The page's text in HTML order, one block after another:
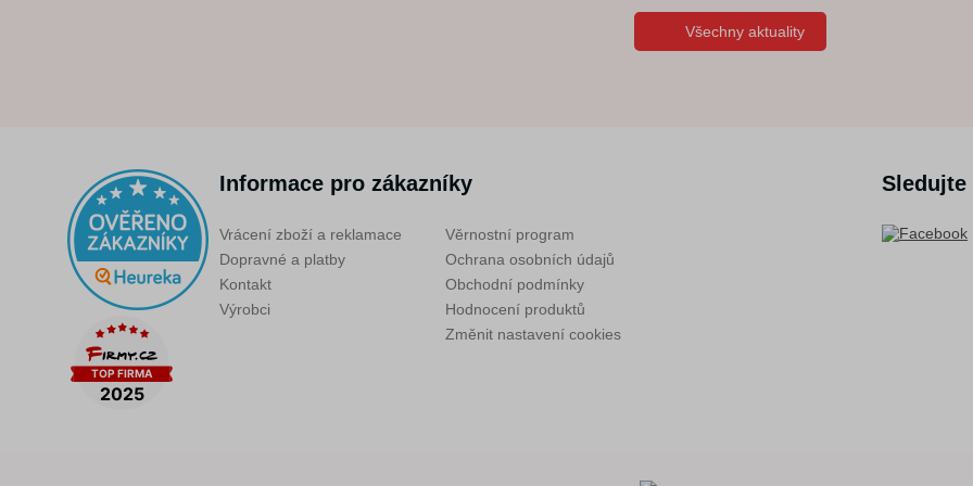
Všechny aktuality
Informace pro zákazníky
Vrácení zboží a reklamace
Dopravné a platby
Kontakt
Výrobci
Věrnostní program
Ochrana osobních údajů
Obchodní podmínky
Hodnocení produktů
Změnit nastavení cookies
Sledujte